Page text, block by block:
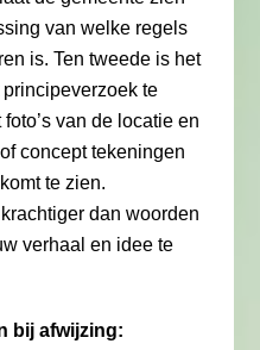
van welke regels
is. Ten tweede is het
te
van de locatie en
concept tekeningen
te zien.
dan woorden
verhaal en idee te
bij afwijzing: